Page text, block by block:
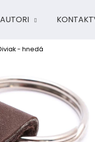
AUTORI
- hnedá
Čo potrebujete